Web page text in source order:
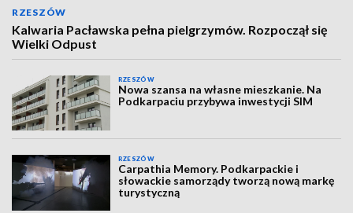
RZESZÓW
Kalwaria Pacławska pełna pielgrzymów. Rozpoczął się
Wielki Odpust
RZESZÓW
Nowa szansa na własne mieszkanie. Na
Podkarpaciu przybywa inwestycji SIM
RZESZÓW
Carpathia Memory. Podkarpackie i
słowackie samorządy tworzą nową markę
turystyczną